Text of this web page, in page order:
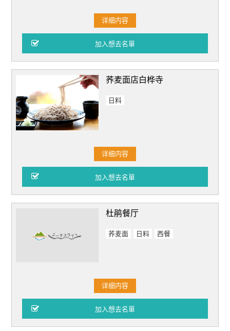
详细内容
荞麦面店白桦寺
日料
详细内容
杜鹃餐厅
荞麦面 日料 西餐
详细内容